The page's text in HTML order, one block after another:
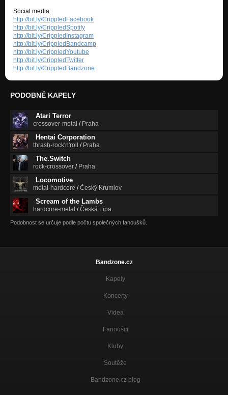
Social media:
http://bit.ly/CrippledFacebook
http://bit.ly/CrippledSpotify
http://bit.ly/CrippledInstagram
http://bit.ly/CrippledBandcamp
http://bit.ly/CrippledYoutube
http://bit.ly/CrippledTwitter
http://bit.ly/CrippledBandzone
PODOBNÉ KAPELY
Atari Terror
crossover-metal / Praha
Hentai Corporation
thrash-rock'n'roll / Praha
The.Switch
rock-crossover / Praha
Locomotive
metal-hardcore /Český Krumlov
Scream of the Lambs
hardcore-metal /Česká Lípa
Podobnost se určuje podle počtu společných fanoušků.
Bandzone.cz
Kapely
Koncerty
Videa
Fanoušci
Kluby
Soutěže
Bandzone.cz blog